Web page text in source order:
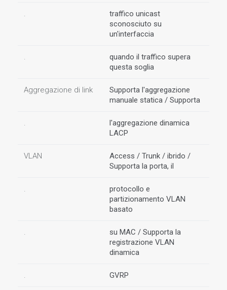
.
traffico unicast
sconosciuto su
un'interfaccia
.
quando il traffico supera
questa soglia
Aggregazione di link
Supporta l'aggregazione
manuale statica / Supporta
.
l'aggregazione dinamica
LACP
VLAN
Access / Trunk / ibrido /
Supporta la porta, il
.
protocollo e
partizionamento VLAN
basato
.
su MAC / Supporta la
registrazione VLAN
dinamica
. GVRP